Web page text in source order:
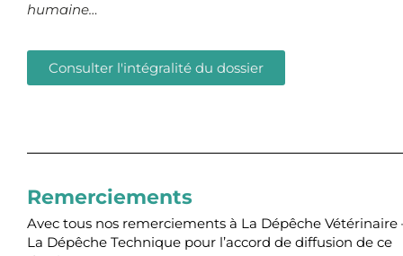
humaine…
Consulter l'intégralité du dossier
Remerciements
Avec tous nos remerciements à La Dépêche Vétérinaire
La Dépêche Technique pour l’accord de diffusion de ce